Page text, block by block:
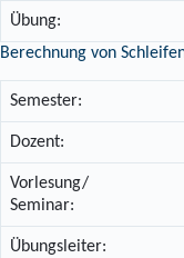
Übung:
Berechnung von
Semester:
Dozent:
Vorlesung/
Seminar:
Übungsleiter: